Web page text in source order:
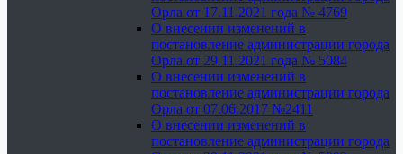
Орла от 17.11.2021 года № 4769
О внесении изменений в
постановление администрации города
Орла от 29.11.2021 года № 5084
О внесении изменений в
постановление администрации города
Орла от 07.06.2017 №2411
О внесении изменений в
постановление администрации города